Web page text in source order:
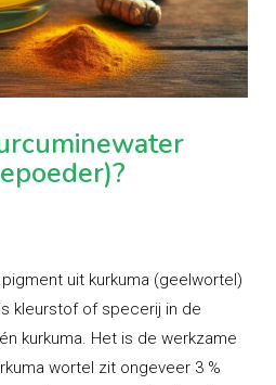
uit kurkuma (geelwortel)
kleurstof of specerij in de
kurkuma. Het is de werkzame
wortel zit ongeveer 3 %